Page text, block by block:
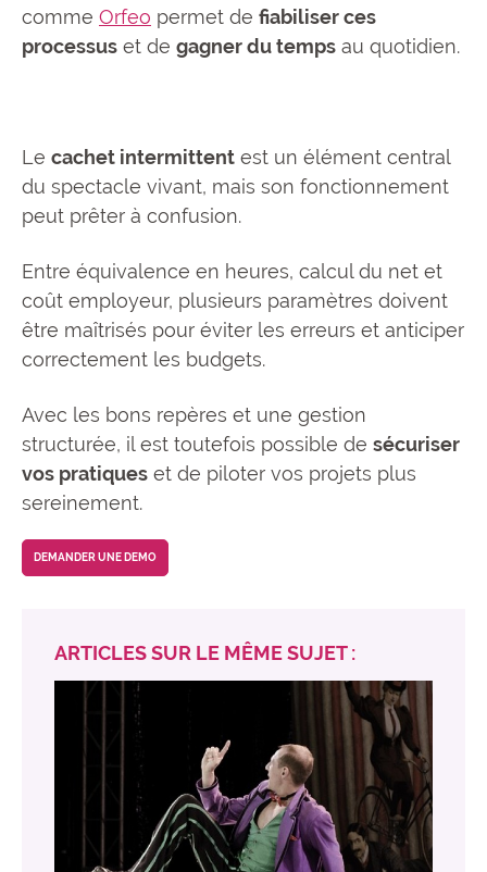
comme Orfeo permet de fiabiliser ces
processus et de gagner du temps au quotidien.
Le cachet intermittent est un élément central
du spectacle vivant, mais son fonctionnement
peut prêter à confusion.
Entre équivalence en heures, calcul du net et
coût employeur, plusieurs paramètres doivent
être maîtrisés pour éviter les erreurs et anticiper
correctement les budgets.
Avec les bons repères et une gestion
structurée, il est toutefois possible de sécuriser
vos pratiques et de piloter vos projets plus
sereinement.
DEMANDER UNE DEMO
ARTICLES SUR LE MÊME SUJET :